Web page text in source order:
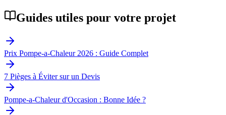
Guides utiles pour votre projet
Prix Pompe-a-Chaleur 2026 : Guide Complet
7 Pièges à Éviter sur un Devis
Pompe-a-Chaleur d'Occasion : Bonne Idée ?